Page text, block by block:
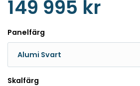
149 995 kr
Panelfärg
Skalfärg